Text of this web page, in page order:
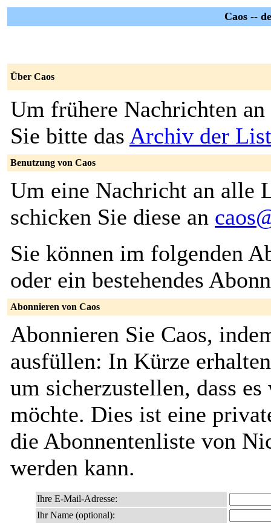
Caos --
Über Caos
Um frühere Nachrichten an
Sie bitte das Archiv der
Benutzung von Caos
Um eine Nachricht an alle
schicken Sie diese an
Sie können im folgenden
oder ein bestehendes
Abonnieren von Caos
Abonnieren Sie Caos,
ausfüllen: In Kürze
um sicherzustellen, dass
möchte. Dies ist eine
die Abonnentenliste von
werden kann.
Ihre E-Mail-Adresse:
Ihr Name (optional):